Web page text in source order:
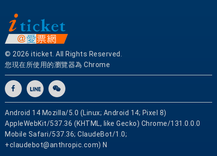
© 2026 iticket. All Rights Reserved.
您現在所使用的瀏覽器為 Chrome
Android 14 Mozilla/5.0 (Linux; Android 14; Pixel 8)
AppleWebKit/537.36 (KHTML, like Gecko) Chrome/131.0.0.0
Mobile Safari/537.36; ClaudeBot/1.0;
+claudebot@anthropic.com) N